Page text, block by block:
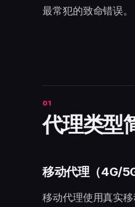
最常犯的致命错误。
代理类型
移动代理（4G/
移动代理使用真实